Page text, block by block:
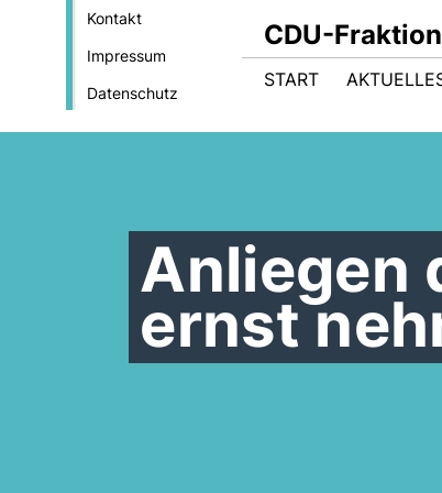
Kontakt
Impressum
Datenschutz
CDU-
START
Anliegen
ernst